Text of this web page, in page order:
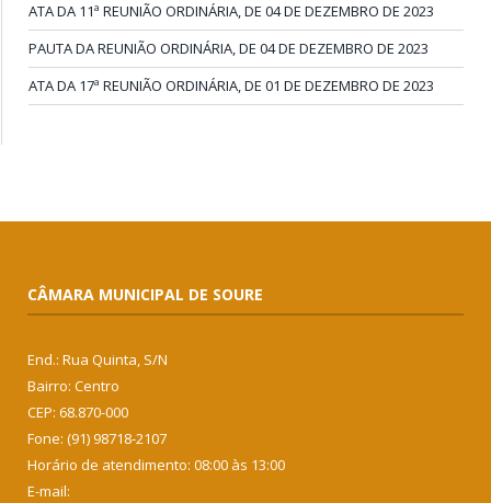
ATA DA 11ª REUNIÃO ORDINÁRIA, DE 04 DE DEZEMBRO DE 2023
PAUTA DA REUNIÃO ORDINÁRIA, DE 04 DE DEZEMBRO DE 2023
ATA DA 17ª REUNIÃO ORDINÁRIA, DE 01 DE DEZEMBRO DE 2023
CÂMARA MUNICIPAL DE SOURE
End.: Rua Quinta, S/N
Bairro: Centro
CEP: 68.870-000
Fone: (91) 98718-2107
Horário de atendimento: 08:00 às 13:00
E-mail: